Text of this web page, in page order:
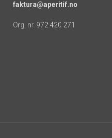
faktura@aperitif.no
Org. nr. 972 420 271